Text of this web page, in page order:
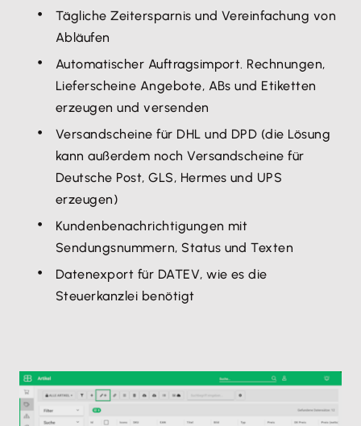
Tägliche Zeitersparnis und Vereinfachung von
Abläufen
Automatischer Auftragsimport. Rechnungen,
Lieferscheine Angebote, ABs und Etiketten
erzeugen und versenden
Versandscheine für DHL und DPD (die Lösung
kann außerdem noch Versandscheine für
Deutsche Post, GLS, Hermes und UPS
erzeugen)
Kundenbenachrichtigungen mit
Sendungsnummern, Status und Texten
Datenexport für DATEV, wie es die
Steuerkanzlei benötigt